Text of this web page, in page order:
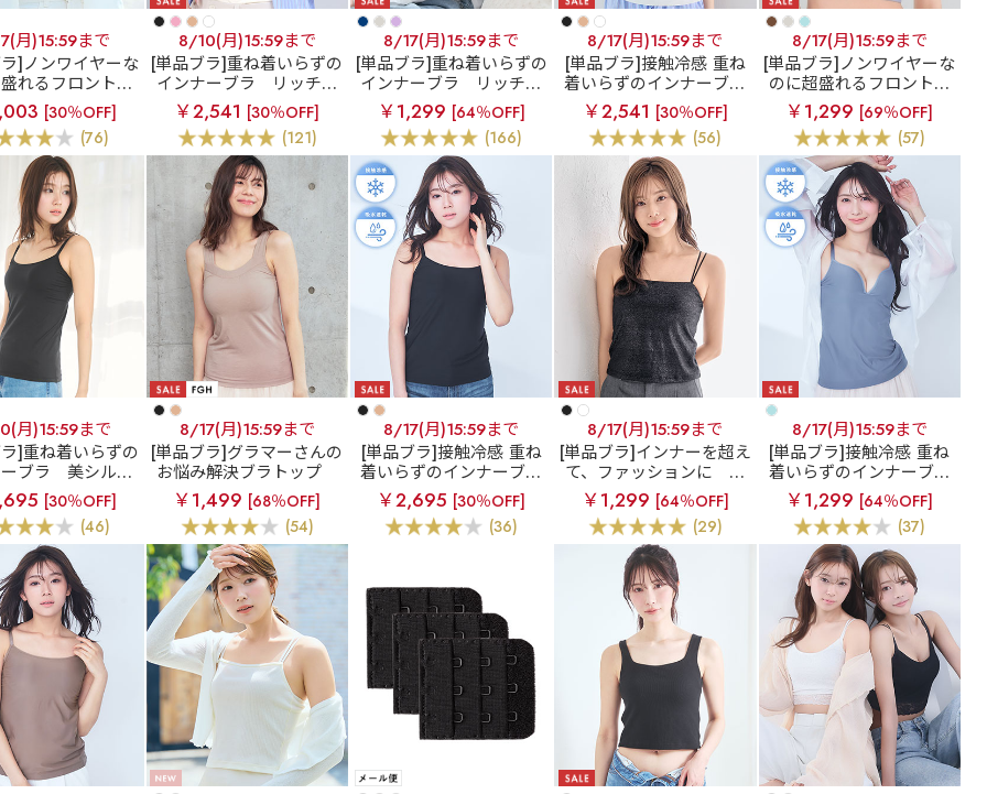
月)15:59まで
]ノンワイヤーな
れるフロントホ
フロントホッ
ップ ノンワイヤ
ラ(R) 単品ブラ
ジャー
[30％OFF]
(76)
8/10(月)15:59まで
[単品ブラ]重ね着いらずの
インナーブラ
リッチバ
スト ブラトップ (ワイヤ
ー入り)
￥2,541 [30％OFF]
(121)
8/17(月)15:59まで
[単品ブラ]重ね着いらずの
インナーブラ
リッチバ
スト ブラトップ (ワイヤ
ー入り)
￥1,299 [64％OFF]
(166)
8/17(月)15:59まで
[単品ブラ]接触冷感 重ね
着いらずのインナーブラ
エアリークール リッチ
バスト ブラトップ (ワイ
ヤー入り)
￥2,541 [30％OFF]
(56)
8/17(月)15:59まで
[単品ブラ]ノンワイヤーな
のに超盛れるフロントホ
ックブラ
フロントホッ
ク ブラトップ ノンワイヤ
ー 超盛ブラ(R) 単品ブラ
ジャー
￥1,299 [69％OFF]
(57)
月)15:59まで
]重ね着いらずの
ブラ
美シルエ
トップ (ソフト
ワイヤー)[30％OFF]
(46)
8/17(月)15:59まで
[単品ブラ]グラマーさんの
お悩み解決ブラトップ
すっぽり包む ノンワイヤ
ー ブラトップ (グラマー
サイズ)
￥1,499 [68％OFF]
(54)
8/17(月)15:59まで
[単品ブラ]接触冷感 重ね
着いらずのインナーブラ
エアリークール 美シル
エット ブラトップ (ソフ
トワイヤー)
￥2,695 [30％OFF]
(36)
8/17(月)15:59まで
[単品ブラ]インナーを超え
て、ファッションに
ラ
メ ノンワイヤー ブラトッ
プ
￥1,299 [64％OFF]
(29)
8/17(月)15:59まで
[単品ブラ]接触冷感 重ね
着いらずのインナーブラ
エアリークール リッチ
バスト ブラトップ (ワイ
ヤー入り)
￥1,299 [64％OFF]
(37)